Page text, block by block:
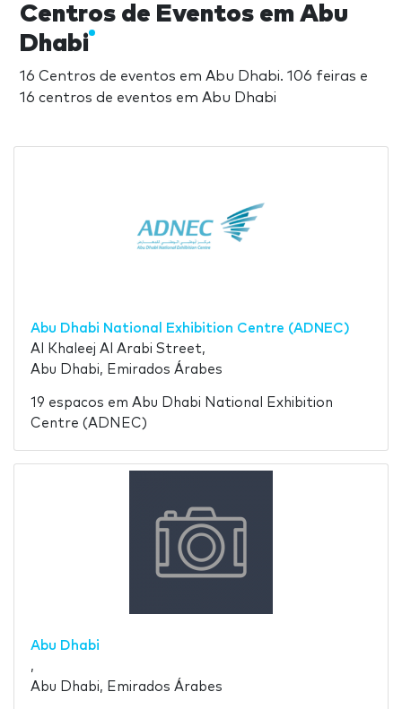
Centros de Eventos em Abu
Dhabi
16 Centros de eventos em Abu Dhabi. 106 feiras e
16 centros de eventos em Abu Dhabi
Abu Dhabi National Exhibition Centre (ADNEC)
Al Khaleej Al Arabi Street,
Abu Dhabi, Emirados Árabes
19 espacos em Abu Dhabi National Exhibition
Centre (ADNEC)
Abu Dhabi
,
Abu Dhabi, Emirados Árabes